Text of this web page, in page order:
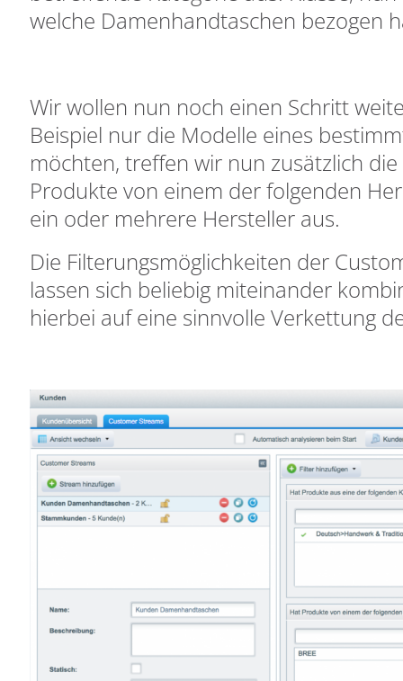
welche Damenhandtaschen bezogen
Wir wollen nun noch einen Schritt
Beispiel nur die Modelle eines
möchten, treffen wir nun zusätzlich
Produkte von einem der folgenden
ein oder mehrere Hersteller aus.
Die Filterungsmöglichkeiten der
lassen sich beliebig miteinander
hierbei auf eine sinnvolle Verkettung